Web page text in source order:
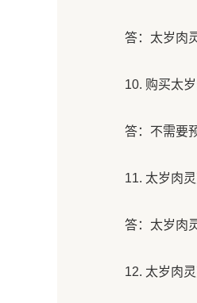
答：太岁肉
10. 购买太
答：不需要
11. 太岁肉
答：太岁肉
12. 太岁肉